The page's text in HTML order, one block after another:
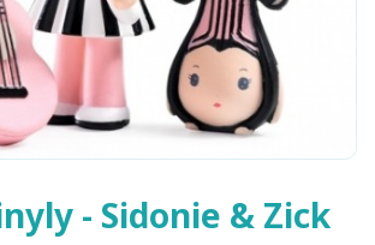
- Sidonie & Zick